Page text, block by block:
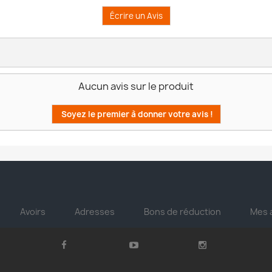
Écrire un Avis
Aucun avis sur le produit
Soyez le premier à donner votre avis !
Avoirs Adresses Bons de réduction Mes